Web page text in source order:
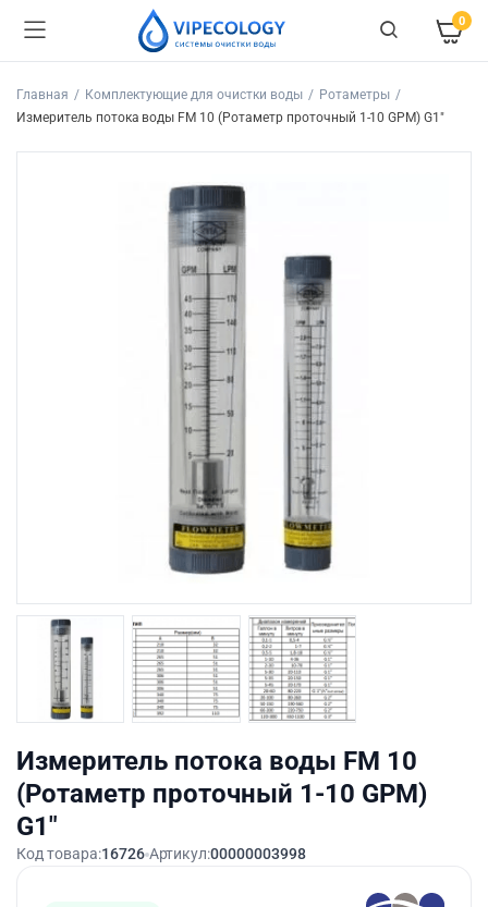
0
Главная Комплектующие для очистки воды
Ротаметры
Измеритель потока воды FM 10 (Ротаметр проточный 1-10 GPM) G1″
Измеритель потока воды FM 10
(Ротаметр проточный 1-10 GPM)
G1″
Код товара:16726 Артикул:00000003998